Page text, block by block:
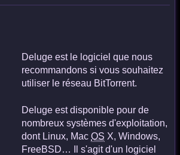
Deluge est le logiciel que nous
recommandons si vous souhaitez
utiliser le réseau BitTorrent.
Deluge est disponible pour de
nombreux systèmes d'exploitation,
dont Linux, Mac OS X, Windows,
FreeBSD… Il s'agit d'un logiciel